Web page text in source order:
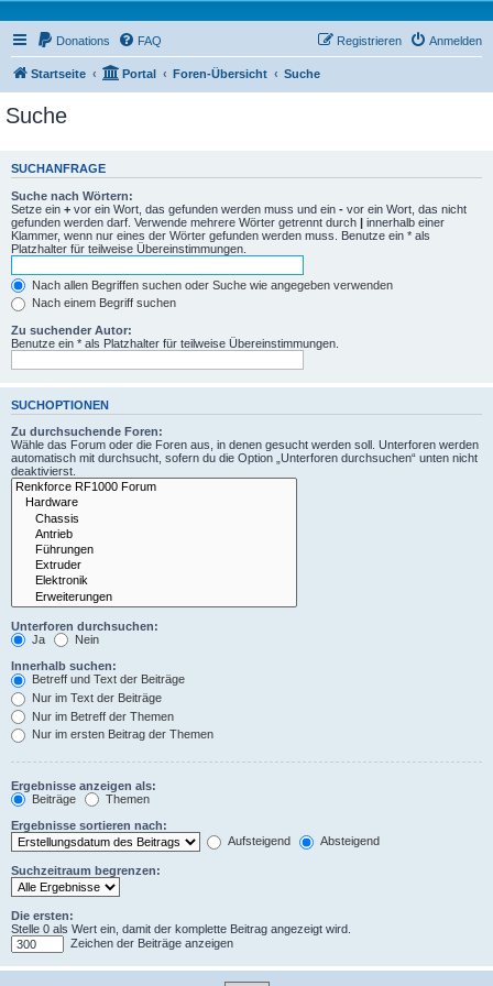
Donations FAQ Anmelden
Registrieren
Startseite Portal Foren-Übersicht Suche
Suche
SUCHANFRAGE
Suche nach Wörtern:
Setze ein + vor ein Wort, das gefunden werden muss und ein - vor ein Wort, das nicht
gefunden werden darf. Verwende mehrere Wörter getrennt durch | innerhalb einer
Klammer, wenn nur eines der Wörter gefunden werden muss. Benutze ein * als
Platzhalter für teilweise Übereinstimmungen.
Nach allen Begriffen suchen oder Suche wie angegeben verwenden
Nach einem Begriff suchen
Zu suchender Autor:
Benutze ein * als Platzhalter für teilweise Übereinstimmungen.
SUCHOPTIONEN
Zu durchsuchende Foren:
Wähle das Forum oder die Foren aus, in denen gesucht werden soll. Unterforen werden
automatisch mit durchsucht, sofern du die Option „Unterforen durchsuchen“ unten nicht
deaktivierst.
Unterforen durchsuchen:
Ja
Nein
Innerhalb suchen:
Betreff und Text der Beiträge
Nur im Text der Beiträge
Nur im Betreff der Themen
Nur im ersten Beitrag der Themen
Ergebnisse anzeigen als:
Beiträge
Themen
Ergebnisse sortieren nach:
Aufsteigend
Absteigend
Suchzeitraum begrenzen:
Die ersten:
Stelle 0 als Wert ein, damit der komplette Beitrag angezeigt wird.
Zeichen der Beiträge anzeigen